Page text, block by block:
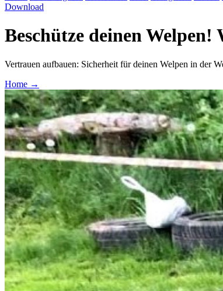
Download
Beschütze deinen
Vertrauen aufbauen: Sicherheit für deinen Welpen in der
Home →